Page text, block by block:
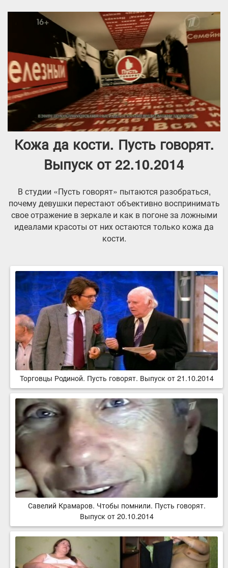
Кожа да кости. Пусть говорят.
Выпуск от 22.10.2014
В студии «Пусть говорят» пытаются разобраться,
почему девушки перестают объективно воспринимать
свое отражение в зеркале и как в погоне за ложными
идеалами красоты от них остаются только кожа да
кости.
Торговцы Родиной. Пусть говорят. Выпуск от 21.10.2014
Савелий Крамаров. Чтобы помнили. Пусть говорят.
Выпуск от 20.10.2014